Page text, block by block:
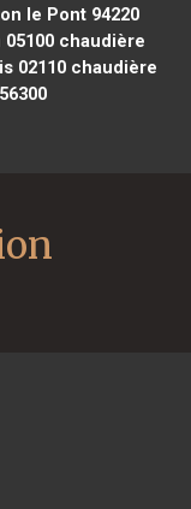
le Pont 94220
chaudière
02110 chaudière